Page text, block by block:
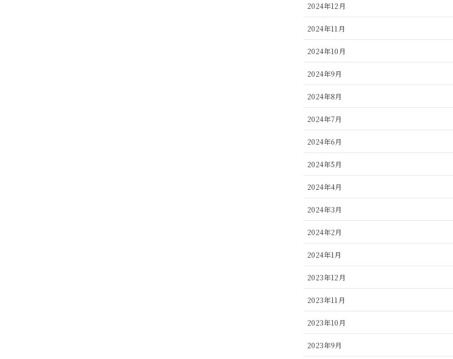
2024年12月
2024年11月
2024年10月
2024年9月
2024年8月
2024年7月
2024年6月
2024年5月
2024年4月
2024年3月
2024年2月
2024年1月
2023年12月
2023年11月
2023年10月
2023年9月